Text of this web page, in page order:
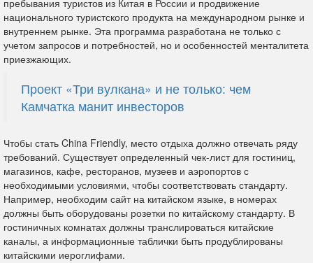
пребывания туристов из Китая в России и продвижение
национального туристского продукта на международном рынке и
внутреннем рынке. Эта программа разработана не только с
учетом запросов и потребностей, но и особенностей менталитета
приезжающих.
Проект «Три вулкана» и не только: чем
Камчатка манит инвесторов
Чтобы стать China Friendly, место отдыха должно отвечать ряду
требований. Существует определенный чек-лист для гостиниц,
магазинов, кафе, ресторанов, музеев и аэропортов с
необходимыми условиями, чтобы соответствовать стандарту.
Например, необходим сайт на китайском языке, в номерах
должны быть оборудованы розетки по китайскому стандарту. В
гостиничных комнатах должны транслироваться китайские
каналы, а информационные таблички быть продублированы
китайскими иероглифами.